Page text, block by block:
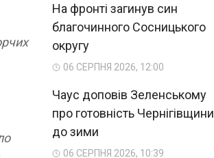
На фронті загинув син
благочинного Сосницького
округу
06 СЕРПНЯ 2026, 12:00
Чаус доповів Зеленському
про готовність Чернігівщини
до зими
06 СЕРПНЯ 2026, 10:39